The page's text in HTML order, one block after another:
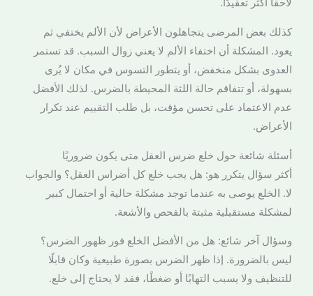
لاحقًا أكثر تعقيدًا.
كذلك بعض المرضى يتجاهلون الأعراض لأن الألم يختفي ثم
يعود. المشكلة أن اختفاء الألم لا يعني زوال السبب. قد تستمر
العدوى بشكل منخفض، أو يتطور التسوس في مكان لا يُرى
بسهولة، أو تتفاقم حالة اللثة المحيطة بالضرس. لذلك الأفضل
عدم الاعتماد على تحسن مؤقت، بل طلب التقييم عند تكرار
الأعراض.
أسئلة شائعة حول خلع ضرس العقل متى يكون ضروريًا
أكثر سؤال يتكرر هو: هل يجب خلع كل أضراس العقل؟ والجواب
لا. الخلع يوصى به عندما توجد مشكلة حالية أو احتمال كبير
لمشكلة مستقبلية مثبتة بالفحص والأشعة.
وسؤال آخر شائع: هل من الأفضل الخلع فور ظهور الضرس؟
ليس بالضرورة. إذا ظهر الضرس بصورة طبيعية وكان قابلًا
للتنظيف ولا يسبب التهابًا أو ضغطًا، فقد لا يحتاج إلى خلع.